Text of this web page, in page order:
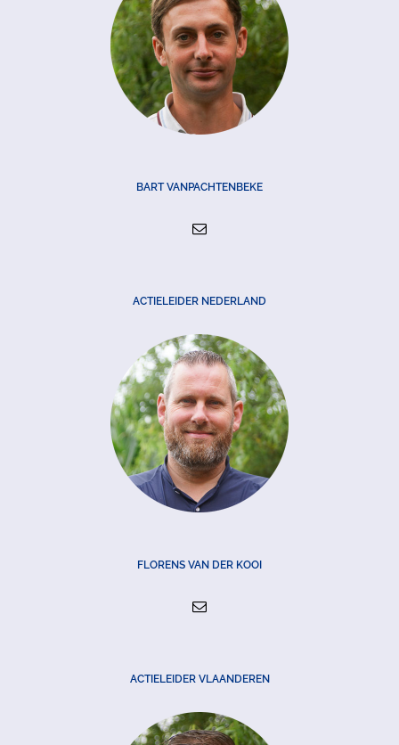
BART VANPACHTENBEKE
ACTIELEIDER NEDERLAND
FLORENS VAN DER KOOI
ACTIELEIDER VLAANDEREN